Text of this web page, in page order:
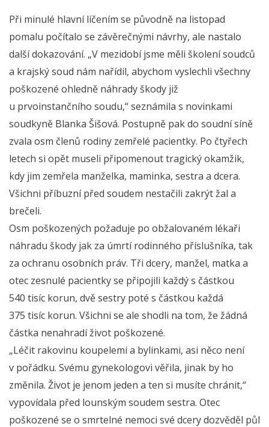
Při minulé hlavní líčením se původně na listopad
pomalu počítalo se závěrečnými návrhy, ale nastalo
další dokazování. „V mezidobí jsme měli školení soudců
a krajský soud nám nařídil, abychom vyslechli všechny
poškozené ohledně náhrady škody již
u prvoinstančního soudu,“ seznámila s novinkami
soudkyně Blanka Šišová. Postupně pak do soudní síně
zvala osm členů rodiny zemřelé pacientky. Po čtyřech
letech si opět museli připomenout tragický okamžik,
kdy jim zemřela manželka, maminka, sestra a dcera.
Všichni příbuzní před soudem nestačili zakrýt žal a
brečeli.
Osm poškozených požaduje po obžalovaném lékaři
náhradu škody jak za úmrtí rodinného příslušníka, tak
za ochranu osobních práv. Tři dcery, manžel, matka a
otec zesnulé pacientky se připojili každý s částkou
540 tisíc korun, dvě sestry poté s částkou každá
375 tisíc korun. Všichni se ale shodli na tom, že žádná
částka nenahradí život poškozené.
„Léčit rakovinu koupelemi a bylinkami, asi něco není
v pořádku. Svému gynekologovi věřila, jinak by ho
změnila. Život je jenom jeden a ten si musíte chránit,“
vypovídala před lounským soudem sestra. Otec
poškozené se o smrtelné nemoci své dcery dozvěděl půl